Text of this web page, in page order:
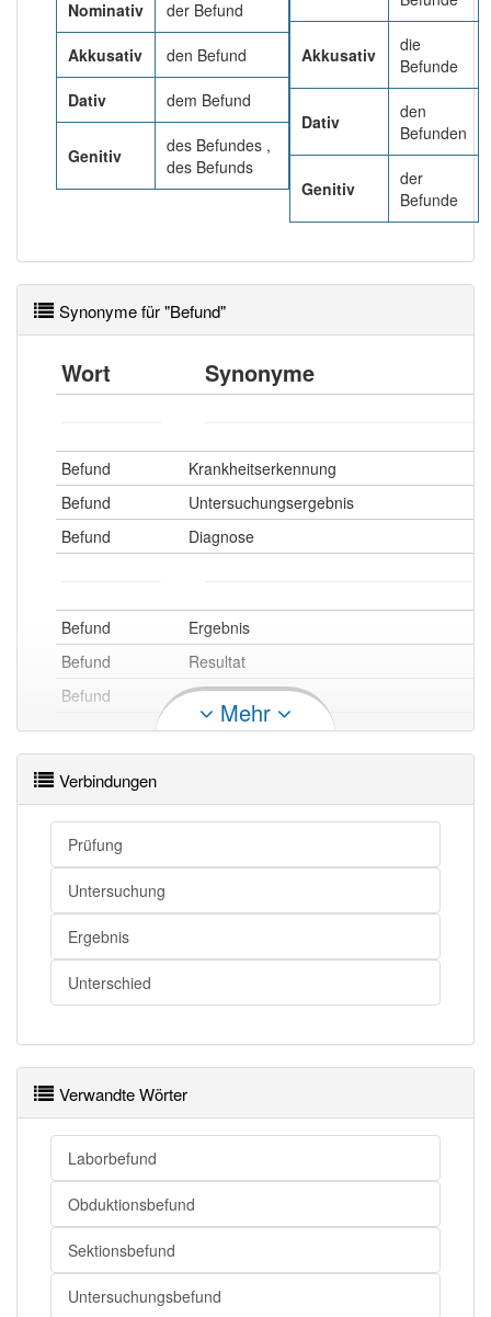
Nominativ
der Befund
Akkusativ den Befund
Dativ dem Befund
Genitiv
des Befundes ,
des Befunds
Akkusativ
die
Befunde
Dativ
den
Befunden
Genitiv
der
Befunde
Synonyme für "Befund"
Wort Synonyme
Befund
Krankheitserkennung
Befund
Untersuchungsergebnis
Befund
Diagnose
Befund
Ergebnis
Befund
Resultat
Befund
Feststellung
Mehr
Verbindungen
Prüfung
Untersuchung
Ergebnis
Unterschied
Verwandte Wörter
Laborbefund
Obduktionsbefund
Sektionsbefund
Untersuchungsbefund